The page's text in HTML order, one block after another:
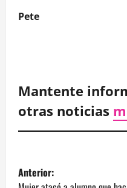
Pete
Mantente
otras noticias
N
Anterior: